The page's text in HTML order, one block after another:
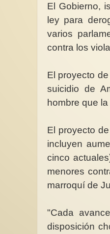
El Gobierno,
ley para
varios
contra los
El proyecto
suicidio de
hombre que
El proyecto
incluyen
cinco
menores
marroquí de
"Cada
disposición